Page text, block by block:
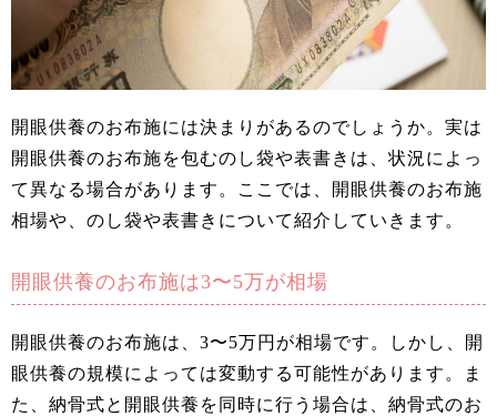
開眼供養のお布施には決まりがあるのでしょうか。実は
開眼供養のお布施を包むのし袋や表書きは、状況によっ
て異なる場合があります。ここでは、開眼供養のお布施
相場や、のし袋や表書きについて紹介していきます。
開眼供養のお布施は3〜5万が相場
開眼供養のお布施は、3〜5万円が相場です。しかし、開
眼供養の規模によっては変動する可能性があります。ま
た、納骨式と開眼供養を同時に行う場合は、納骨式のお